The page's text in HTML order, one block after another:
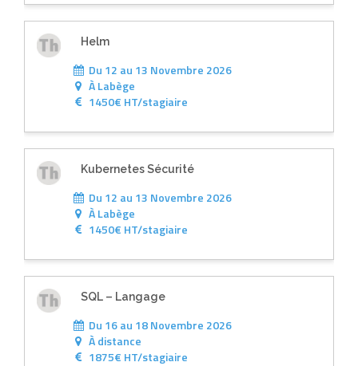
Helm
Du 12 au 13 Novembre 2026
ÀLabège
1450€ HT/stagiaire
Kubernetes Sécurité
Du 12 au 13 Novembre 2026
ÀLabège
1450€ HT/stagiaire
SQL – Langage
Du 16 au 18 Novembre 2026
Àdistance
1875€ HT/stagiaire